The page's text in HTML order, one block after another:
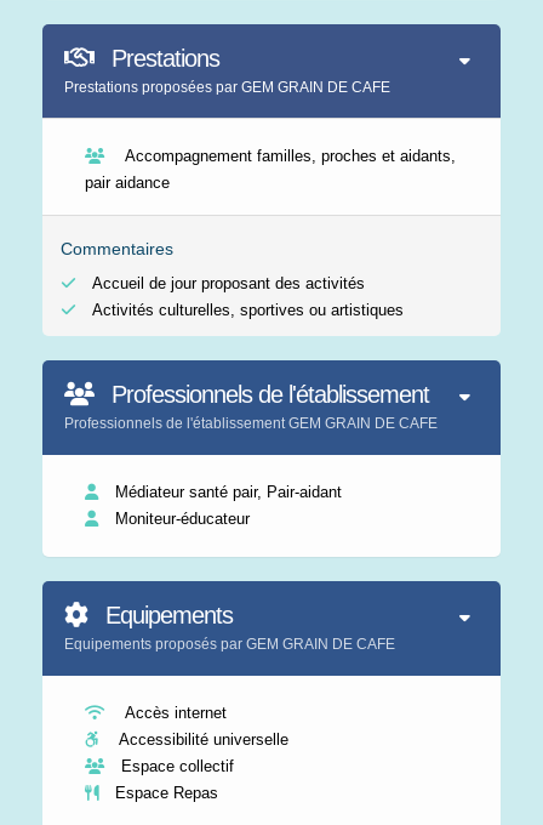
Prestations
Prestations proposées par GEM GRAIN DE CAFE
Accompagnement familles, proches et aidants,
pair aidance
Commentaires
Accueil de jour proposant des activités
Activités culturelles, sportives ou artistiques
Professionnels de l'établissement
Professionnels de l'établissement GEM GRAIN DE CAFE
Médiateur santé pair, Pair-aidant
Moniteur-éducateur
Equipements
Equipements proposés par GEM GRAIN DE CAFE
Accès internet
Accessibilité universelle
Espace collectif
Espace Repas